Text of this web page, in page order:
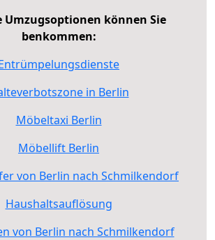
Umzugsoptionen können Sie
benkommen:
in Berlin
Möbeltaxi Berlin
Möbellift Berlin
von Berlin nach Schmilkendorf
Haushaltsauflösung
von Berlin nach Schmilkendorf